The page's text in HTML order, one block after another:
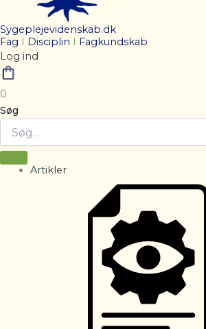
Sygeplejevidenskab.dk
Fag
Disciplin
Fagkundskab
Log ind
0
Søg
Artikler